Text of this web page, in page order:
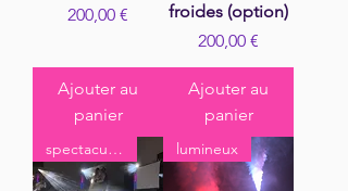
Prix
200,00 €
Ajouter au
panier
froides (option)
Prix
200,00 €
Ajouter au
panier
spectaculaire lumineux